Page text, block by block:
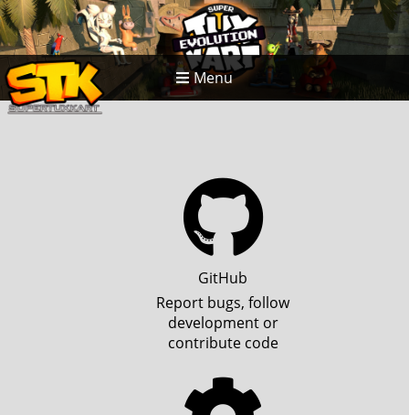
Menu
GitHub
Report bugs, follow
development or
contribute code